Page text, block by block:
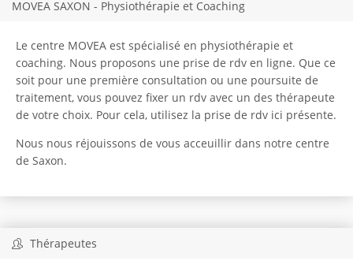
MOVEA SAXON - Physiothérapie et Coaching
Le centre MOVEA est spécialisé en physiothérapie et
coaching. Nous proposons une prise de rdv en ligne. Que ce
soit pour une première consultation ou une poursuite de
traitement, vous pouvez fixer un rdv avec un des thérapeute
de votre choix. Pour cela, utilisez la prise de rdv ici présente.
Nous nous réjouissons de vous acceuillir dans notre centre
de Saxon.
Thérapeutes